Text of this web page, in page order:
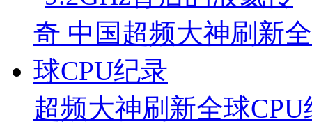
超频大神刷新全球CPU